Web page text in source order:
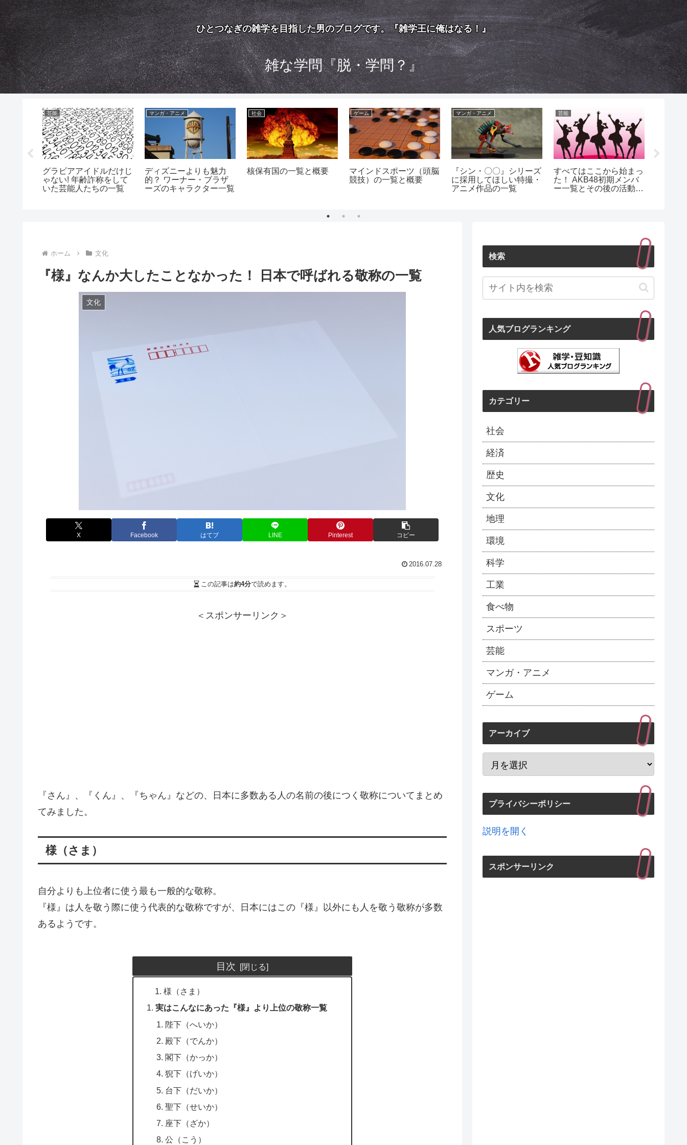
ひとつなぎの雑学を目指した男のブログです。『雑学王に俺はなる！』
雑な学問『脱・学問？』
芸能
グラビアアイドルだけじ
ゃない! 年齢詐称をして
いた芸能人たちの一覧
マンガ・アニメ
ディズニーよりも魅力
的？ ワーナー・ブラザ
ーズのキャラクター一覧
社会
核保有国の一覧と概要
ゲーム
マインドスポーツ（頭脳
競技）の一覧と概要
マンガ・アニメ
『シン・〇〇』シリーズ
に採用してほしい特撮・
アニメ作品の一覧
芸能
すべてはここから始まっ
た！ AKB48初期メンバ
ー一覧とその後の活動ま
ホーム 文化
『様』なんか大したことなかった！ 日本で呼ばれる敬称の一覧
文化
X Facebook はてブ LINE Pinterest コピー
2016.07.28
この記事は約4分で読めます。
＜スポンサーリンク＞
『さん』、『くん』、『ちゃん』などの、日本に多数ある人の名前の後につく敬称についてまとめ
てみました。
様（さま）
自分よりも上位者に使う最も一般的な敬称。
『様』は人を敬う際に使う代表的な敬称ですが、日本にはこの『様』以外にも人を敬う敬称が多数
あるようです。
目次
様（さま）
実はこんなにあった『様』より上位の敬称一覧
陛下（へいか）
殿下（でんか）
閣下（かっか）
猊下（げいか）
台下（だいか）
聖下（せいか）
座下（ざか）
公（こう）
検索
人気ブログランキング
カテゴリー
社会
経済
歴史
文化
地理
環境
科学
工業
食べ物
スポーツ
芸能
マンガ・アニメ
ゲーム
アーカイブ
プライバシーポリシー
説明を開く
スポンサーリンク